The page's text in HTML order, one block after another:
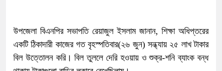
উপজেলা বিএনপির সভাপতি রেয়াজুল ইসলাম জানান, শিক্ষা অধিপ্তরের
একটি ঠিকাদারী কাজের গত বৃহস্পতিবার(২৬ জুন) সন্ধ্যায় ২৫ লাখ টাকার
বিল উত্তোলন করি। বিল তুললে দেরি হওয়ায় ও শুক্র-শনি ব্যাংক বন্ধ